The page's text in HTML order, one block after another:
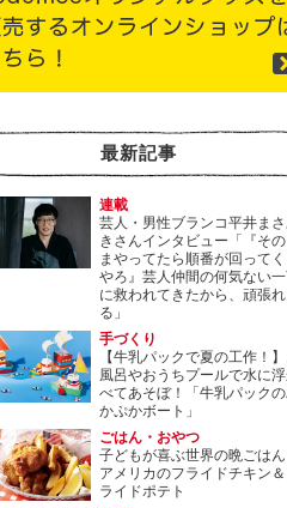
最新記事
連載
芸人・男性ブランコ平井ま
きさんインタビュー「『その
まやってたら順番が回って
やろ』芸人仲間の何気ない
に救われてきたから、頑張れ
る」
手づくり
【牛乳パックで夏の工作！
風呂やおうちプールで水に
べてあそぼ！「牛乳パック
かぷかボート」
ごはん・おやつ
子どもが喜ぶ世界の晩ごはん
アメリカのフライドチキン
ライドポテト